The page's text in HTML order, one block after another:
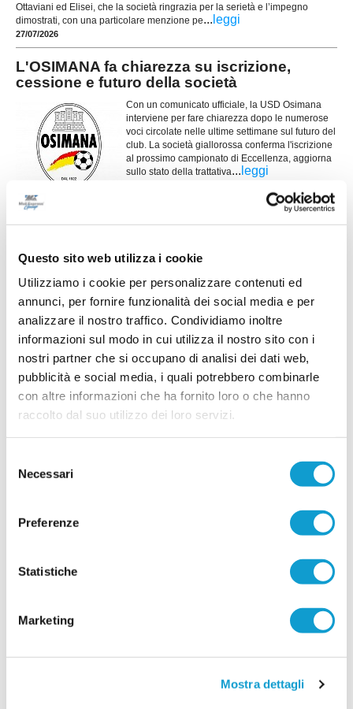
Questo sito web utilizza i cookie
Utilizziamo i cookie per personalizzare contenuti ed
annunci, per fornire funzionalità dei social media e per
analizzare il nostro traffico. Condividiamo inoltre
informazioni sul modo in cui utilizza il nostro sito con i
nostri partner che si occupano di analisi dei dati web,
pubblicità e social media, i quali potrebbero combinarle
con altre informazioni che ha fornito loro o che hanno
raccolto dal suo utilizzo dei loro servizi.
delNecessari
Preferenze
Statistiche
Marketing
Mostra dettagli
Ottaviani ed Elisei, che la società ringrazia per la serietà e l’impegno
dimostrati, con una particolare menzione pe... leggi
27/07/2026
L'OSIMANA fa chiarezza su iscrizione,
cessione e futuro della società
Con un comunicato ufficiale, la USD Osimana
interviene per fare chiarezza dopo le numerose
voci circolate nelle ultime settimane sul futuro del
club. La società giallorossa conferma l'iscrizione
al prossimo campionato di Eccellenza, aggiorna
sullo stato della trattativa... leggi
BIAGIO NAZZARO. Si rinforzano le corsie
CHIARAVALLE. La Biagio Nazzaro rinforza le
Campomaggi (foto). Il classe 2002 approda in
rossoblù dopo l'ultima stagione al Barbara
MonSerra ed è pronto a tornare a misurarsi con il
campionato di Promozione. Cresciuto nei settori
giovanili...leggi
FC OSIMO. Altro arrivo a centrocampo:
Bigioni rientra dagli USA
L'FC Osimo 2011 mette a segno un nuovo
che torna in Italia dopo un'esperienza formativa
Vai all'edizione provinciale